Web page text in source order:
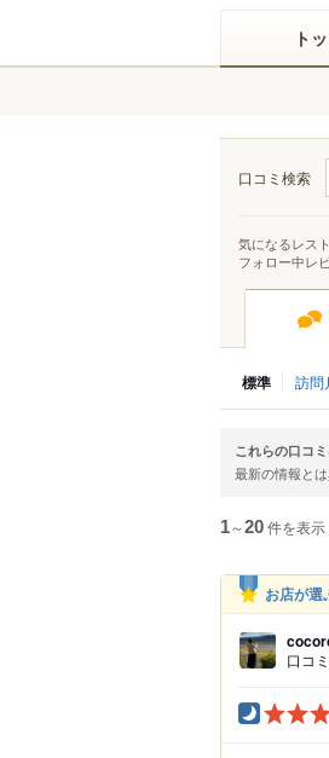
ト
口コミ検索
気になるレス
フォロー中レ
標準 訪問
これらの口コ
最新の情報と
1～20件を表示
お店が選
口コ